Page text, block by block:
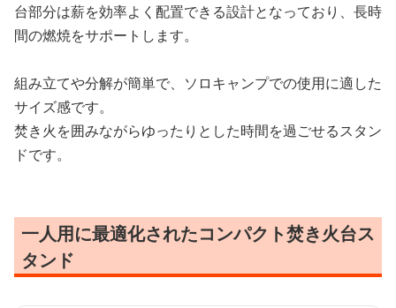
台部分は薪を効率よく配置できる設計となっており、長時
間の燃焼をサポートします。
組み立てや分解が簡単で、ソロキャンプでの使用に適した
サイズ感です。
焚き火を囲みながらゆったりとした時間を過ごせるスタン
ドです。
一人用に最適化されたコンパクト焚き火台ス
タンド